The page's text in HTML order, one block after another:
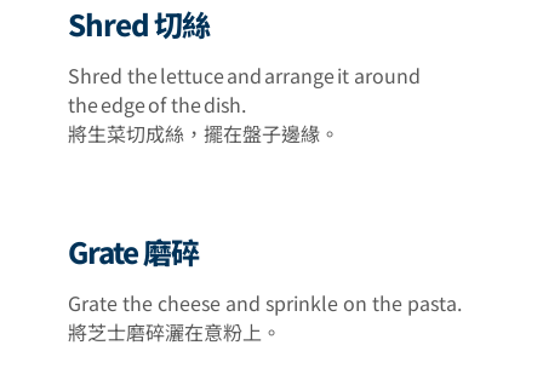
Shred 切絲
Shred the lettuce and arrange it around
the edge of the dish.
將生菜切成絲，擺在盤子邊緣。
Grate 磨碎
Grate the cheese and sprinkle on the pasta.
將芝士磨碎灑在意粉上。